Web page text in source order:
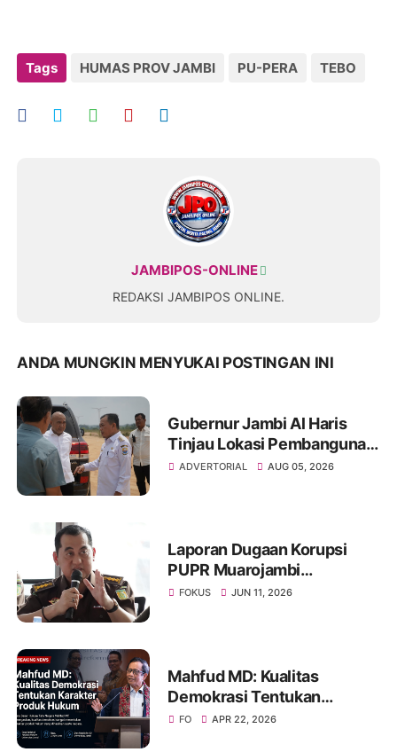
Tags HUMAS PROV JAMBI PU-PERA TEBO
JAMBIPOS-ONLINE
REDAKSI JAMBIPOS ONLINE.
ANDA MUNGKIN MENYUKAI POSTINGAN INI
Gubernur Jambi Al Haris
Tinjau Lokasi Pembangunan
Sekolah Rakyat dan Lokasi
ADVERTORIAL AUG 05, 2026
Laporan Dugaan Korupsi
PUPR Muarojambi
Dilimpahkan, Muncul
FOKUS JUN 11, 2026
Mahfud MD: Kualitas
Demokrasi Tentukan
Karakter Produk Hukum
FO APR 22, 2026